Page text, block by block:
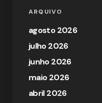
ARQUIVO
agosto 2026
julho 2026
junho 2026
maio 2026
abril 2026